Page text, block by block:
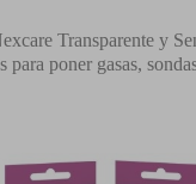
Transparente y
para poner gasas,